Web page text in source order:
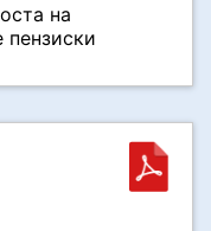
на
пензиски